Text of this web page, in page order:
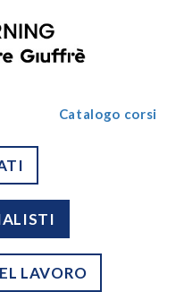
Catalogo corsi
LAVORO